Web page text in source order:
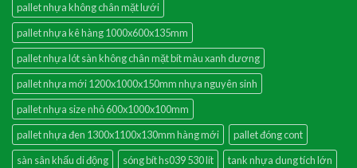
pallet nhựa không chân mặt lưới
pallet nhựa kê hàng 1000x600x135mm
pallet nhựa lót sàn không chân mặt bít màu xanh dương
pallet nhựa mới 1200x1000x150mm nhựa nguyên sinh
pallet nhựa size nhỏ 600x1000x100mm
pallet nhựa đen 1300x1100x130mm hàng mới
pallet đóng cont
sàn sân khấu di động
sóng bít hs039 530 lít
tank nhựa dung tích lớn